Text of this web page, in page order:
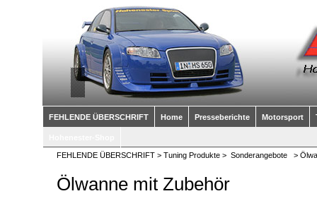
FEHLENDE ÜBERSCHRIFT Home Presseberichte Motorsport
FEHLENDE ÜBERSCHRIFT > Tuning Produkte > Sonderangebote >
Ölwanne mit Zubehör